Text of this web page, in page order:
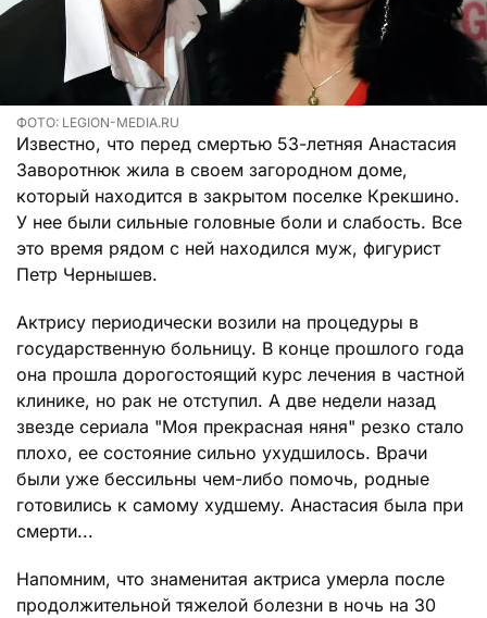
ФОТО: LEGION-MEDIA.RU
Известно, что перед смертью 53-летняя Анастасия
Заворотнюк жила в своем загородном доме,
который находится в закрытом поселке Крекшино.
У нее были сильные головные боли и слабость. Все
это время рядом с ней находился муж, фигурист
Петр Чернышев.
Актрису периодически возили на процедуры в
государственную больницу. В конце прошлого года
она прошла дорогостоящий курс лечения в частной
клинике, но рак не отступил. А две недели назад
звезде сериала "Моя прекрасная няня" резко стало
плохо, ее состояние сильно ухудшилось. Врачи
были уже бессильны чем-либо помочь, родные
готовились к самому худшему. Анастасия была при
смерти...
Напомним, что знаменитая актриса умерла после
продолжительной тяжелой болезни в ночь на 30